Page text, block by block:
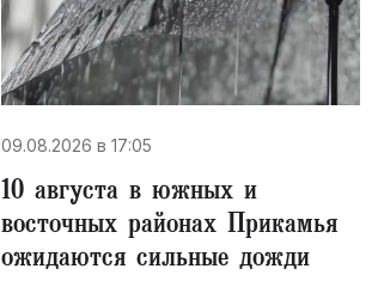
09.08.2026 в 17:05
10 августа в южных и
восточных районах Прикамья
ожидаются сильные дожди